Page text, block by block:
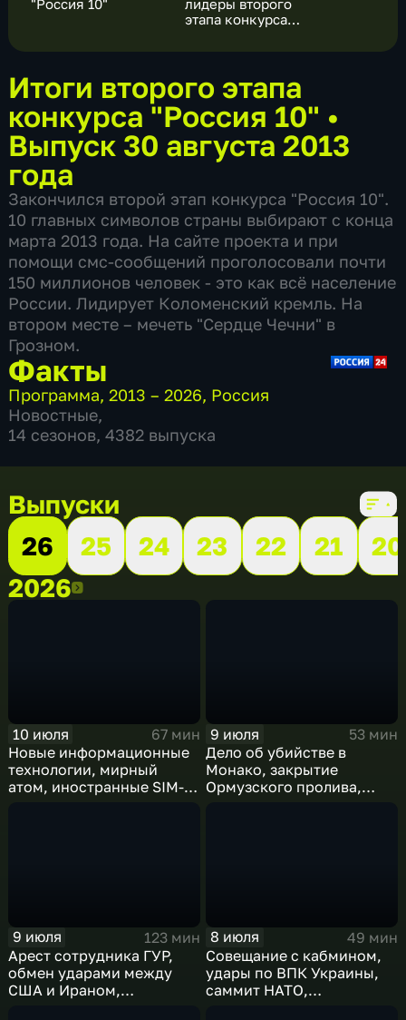
"Россия 10"
лидеры второго
этапа конкурса
Итоги второго этапа
конкурса "Россия 10" •
Выпуск 30 августа 2013
года
Закончился второй этап конкурса "Россия 10".
10 главных символов страны выбирают с конца
марта 2013 года. На сайте проекта и при
помощи смс-сообщений проголосовали почти
150 миллионов человек - это как всё население
России. Лидирует Коломенский кремль. На
втором месте – мечеть "Сердце Чечни" в
Грозном.
Факты
Программа,2013 – 2026, Россия
Новостные,
14 сезонов, 4382 выпуска
Выпуски
26
25 24 23 22 21
20
20262026
10 июля
67 мин
Новые информационные
технологии, мирный
атом, иностранные SIM-
9 июля
53 мин
Дело об убийстве в
Монако, закрытие
Ормузского пролива,
9 июля
123 мин
Арест сотрудника ГУР,
обмен ударами между
США и Ираном,
8 июля
49 мин
Совещание с кабмином,
удары по ВПК Украины,
саммит НАТО,